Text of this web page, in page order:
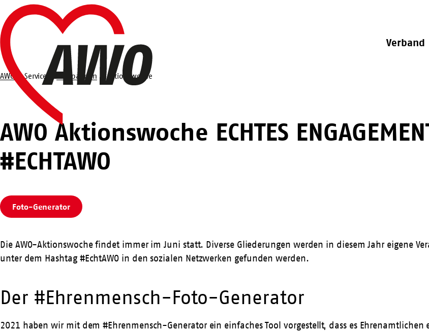
Zum
Hauptinhalt
springen
Startseite
Verband
Suche
AWO Service Kampagnen Aktionswoche
Aktionswoche
AWO Aktionswoche ECHTES
#ECHTAWO
Foto-Generator
Die AWO-Aktionswoche findet immer im Juni statt. Diverse Gliederungen werden in diesem Jahr eigene
unter dem Hashtag #EchtAWO in den sozialen Netzwerken gefunden werden.
Der #Ehrenmensch-Foto-Generator
2021 haben wir mit dem #Ehrenmensch-Generator ein einfaches Tool vorgestellt, dass es